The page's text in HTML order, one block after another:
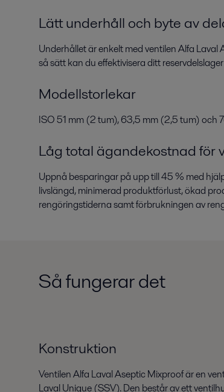
Lätt underhåll och byte av
Underhållet är enkelt med ventilen Alfa
så sätt kan du effektivisera ditt
Modellstorlekar
ISO 51 mm (2 tum), 63,5 mm (2,5 tum) och
Låg total ägandekostnad för
Uppnå besparingar på upp till 45 % med
livslängd, minimerad produktförlust, ökad
rengöringstiderna samt förbrukningen av
Så fungerar det
Konstruktion
Ventilen Alfa Laval Aseptic Mixproof är en
Laval Unique (SSV). Den består av ett